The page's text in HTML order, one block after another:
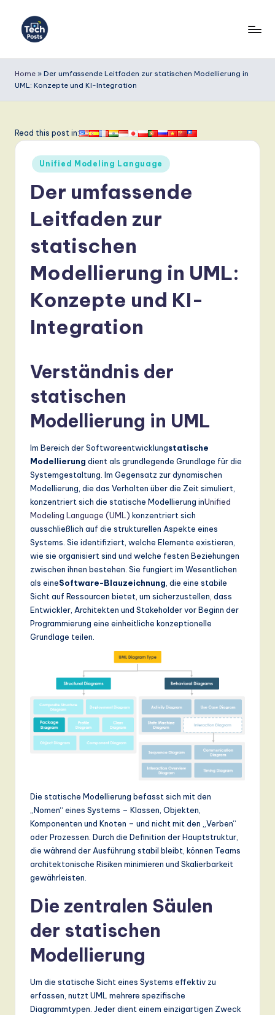
e
c
P
m
T
d
in
A
ft
w
d
D
ig
In
Home » Der umfassende Leitfaden zur statischen Modellierung in
UML: Konzepte und KI-Integration
Read this post in:
Posted
in
Unified Modeling Language
Der umfassende
Leitfaden zur
statischen
Modellierung in UML:
Konzepte und KI-
Integration
Verständnis der
statischen
Modellierung in UML
Im Bereich der Softwareentwicklungstatische
Modellierung dient als grundlegende Grundlage für die
Systemgestaltung. Im Gegensatz zur dynamischen
Modellierung, die das Verhalten über die Zeit simuliert,
konzentriert sich die statische Modellierung inUnified
Modeling Language (UML) konzentriert sich
ausschließlich auf die strukturellen Aspekte eines
Systems. Sie identifiziert, welche Elemente existieren,
wie sie organisiert sind und welche festen Beziehungen
zwischen ihnen bestehen. Sie fungiert im Wesentlichen
als eineSoftware-Blauzeichnung , die eine stabile
Sicht auf Ressourcen bietet, um sicherzustellen, dass
Entwickler, Architekten und Stakeholder vor Beginn der
Programmierung eine einheitliche konzeptionelle
Grundlage teilen.
Die statische Modellierung befasst sich mit den
„Nomen“ eines Systems – Klassen, Objekten,
Komponenten und Knoten – und nicht mit den „Verben“
oder Prozessen. Durch die Definition der Hauptstruktur,
die während der Ausführung stabil bleibt, können Teams
architektonische Risiken minimieren und Skalierbarkeit
gewährleisten.
Die zentralen Säulen
der statischen
Modellierung
Um die statische Sicht eines Systems effektiv zu
erfassen, nutzt UML mehrere spezifische
Diagrammtypen. Jeder dient einem einzigartigen Zweck